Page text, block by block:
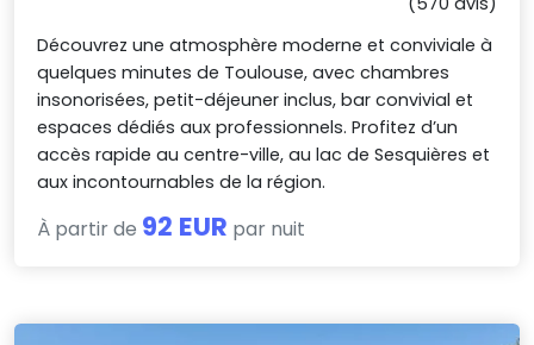
Découvrez une atmosphère moderne et conviviale à
quelques minutes de Toulouse, avec chambres
insonorisées, petit-déjeuner inclus, bar convivial et
espaces dédiés aux professionnels. Profitez d’un
accès rapide au centre-ville, au lac de Sesquières et
aux incontournables de la région.
À partir de 92 EUR par nuit